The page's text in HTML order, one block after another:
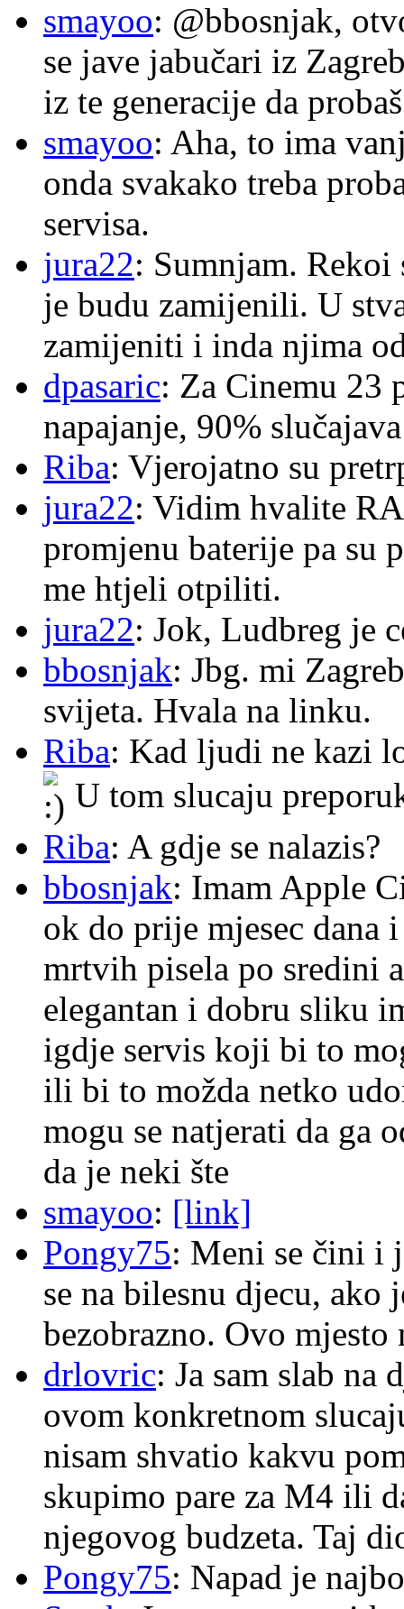
smayoo: @bbosnjak,
se jave jabučari iz
iz te generacije da
smayoo: Aha, to ima
onda svakako treba
servisa.
jura22: Sumnjam. Rekoi
je budu zamijenili. U
zamijeniti i inda njima
dpasaric: Za Cinemu 23
napajanje, 90%
Riba: Vjerojatno su
jura22: Vidim hvalite
promjenu baterije pa su
me htjeli otpiliti.
jura22: Jok, Ludbreg je
bbosnjak: Jbg. mi
svijeta. Hvala na linku.
Riba: Kad ljudi ne kazi
U tom slucaju
Riba: A gdje se nalazis?
bbosnjak: Imam Apple
ok do prije mjesec dana
mrtvih pisela po sredini
elegantan i dobru sliku
igdje servis koji bi to
ili bi to možda netko
mogu se natjerati da ga
da je neki šte
smayoo: [link]
Pongy75: Meni se čini i
se na bilesnu djecu, ako
bezobrazno. Ovo
drlovric: Ja sam slab na
ovom konkretnom
nisam shvatio kakvu
skupimo pare za M4 ili
njegovog budzeta. Taj
Pongy75: Napad je